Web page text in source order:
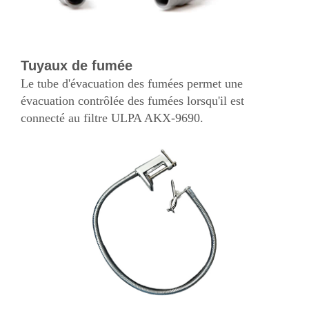
Tuyaux de fumée
Le tube d'évacuation des fumées permet une
évacuation contrôlée des fumées lorsqu'il est
connecté au filtre ULPA AKX-9690.